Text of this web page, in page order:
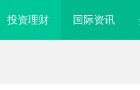
投资理财 国际资讯